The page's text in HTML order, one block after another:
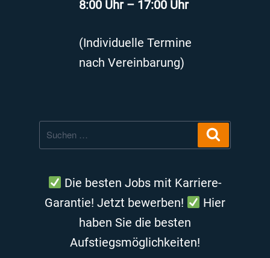
8:00 Uhr – 17:00 Uhr
(Individuelle Termine
nach Vereinbarung)
Suche
nach:
Die besten Jobs mit Karriere-
Garantie! Jetzt bewerben!
Hier
haben Sie die besten
Aufstiegsmöglichkeiten!